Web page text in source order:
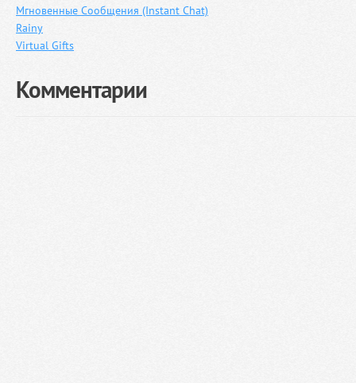
Мгновенные Сообщения (Instant Chat)
Rainy
Virtual Gifts
Комментарии